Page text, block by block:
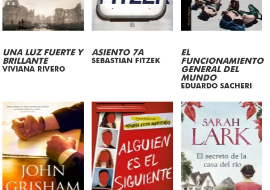
UNA LUZ FUERTE Y
BRILLANTE
VIVIANA RIVERO
ASIENTO 7A
SEBASTIAN FITZEK
EL
FUNCIONAMIENTO
GENERAL DEL
MUNDO
EDUARDO SACHERI